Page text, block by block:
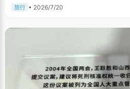
旅行 • 2026/7/20